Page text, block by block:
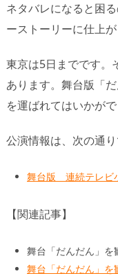
ネタバレになると困
ーストーリーに仕上が
東京は5日までです。
あります。舞台版「
を運ばれてはいかが
公演情報は、次の通り
舞台版 連続テレビ
【関連記事】
舞台「だんだん」を
舞台「だんだん」を